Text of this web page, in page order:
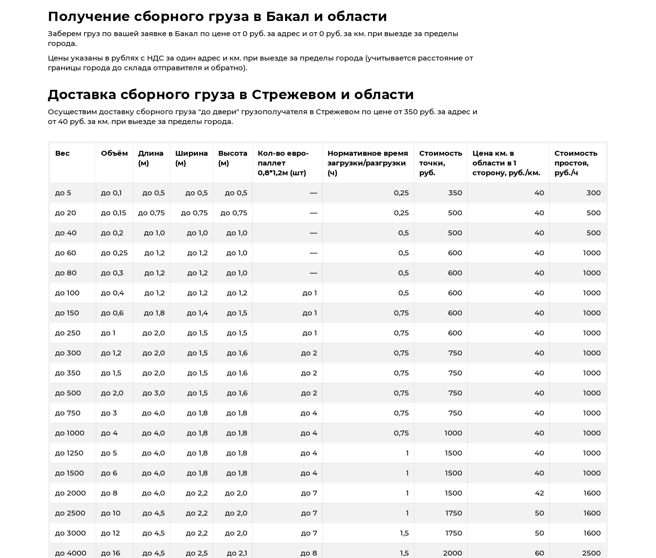
Получение сборного груза в Бакал и области
Заберем груз по вашей заявке в Бакал по цене от 0 руб. за адрес и от 0 руб. за км. при выезде за пределы
города.
Цены указаны в рублях с НДС за один адрес и км. при выезде за пределы города (учитывается расстояние от
границы города до склада отправителя и обратно).
Доставка сборного груза в Стрежевом и области
Осуществим доставку сборного груза "до двери" грузополучателя в Стрежевом по цене от 350 руб. за адрес и
от 40 руб. за км. при выезде за пределы города.
Вес Объём
Длина
(м)
Ширина
(м)
Высота
(м)
Кол-во евро-
паллет
0,8*1,2м (шт)
Нормативное время
загрузки/разгрузки
(ч)
Стоимость
точки,
руб.
Цена км. в
области в 1
сторону, руб./км.
Стоимость
простоя,
руб./ч
до 5 до 0,1 до 0,5 до 0,5 до 0,5 — 0,25 350 40 300
до 20 до 0,15 до 0,75 до 0,75 до 0,75 — 0,25 500 40 500
до 40 до 0,2 до 1,0 до 1,0 до 1,0 — 0,5 500 40 500
до 60 до 0,25 до 1,2 до 1,2 до 1,0 — 0,5 600 40 1000
до 80 до 0,3 до 1,2 до 1,2 до 1,0 — 0,5 600 40 1000
до 100 до 0,4 до 1,2 до 1,2 до 1,2 до 1 0,5 600 40 1000
до 150 до 0,6 до 1,8 до 1,4 до 1,5 до 1 0,75 600 40 1000
до 250 до 1 до 2,0 до 1,5 до 1,5 до 1 0,75 600 40 1000
до 300 до 1,2 до 2,0 до 1,5 до 1,6 до 2 0,75 750 40 1000
до 350 до 1,5 до 2,0 до 1,5 до 1,6 до 2 0,75 750 40 1000
до 500 до 2,0 до 3,0 до 1,5 до 1,6 до 2 0,75 750 40 1000
до 750 до 3 до 4,0 до 1,8 до 1,8 до 4 0,75 750 40 1000
до 1000 до 4 до 4,0 до 1,8 до 1,8 до 4 0,75 1000 40 1000
до 1250 до 5 до 4,0 до 1,8 до 1,8 до 4 1 1500 40 1000
до 1500 до 6 до 4,0 до 1,8 до 1,8 до 4 1 1500 40 1000
до 2000 до 8 до 4,0 до 2,2 до 2,0 до 7 1 1500 42 1600
до 2500 до 10 до 4,5 до 2,2 до 2,0 до 7 1 1750 50 1600
до 3000 до 12 до 4,5 до 2,2 до 2,0 до 7 1,5 1750 50 1600
до 4000 до 16 до 4,5 до 2,5 до 2,1 до 8 1,5 2000 60 2500